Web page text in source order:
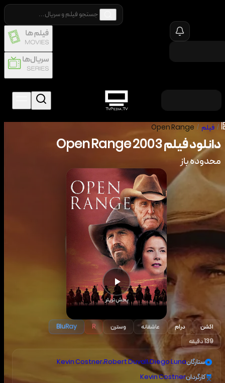
/ فیلم /
Open Range
دانلود فیلم2003
Open Range
محدوده باز
پخش تریلر
اکشن درام عاشقانه وسترن R
BluRay
139 دقیقه
ستارگان Kevin Costner،Robert Duvall،Diego Luna
کارگردانKevin Costner